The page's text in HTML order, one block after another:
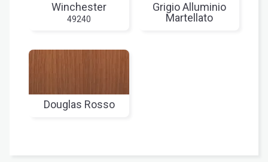
Winchester
49240
Grigio Alluminio
Martellato
Douglas Rosso